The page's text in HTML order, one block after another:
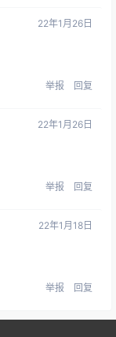
22年1月26日
举报 回复
22年1月26日
举报 回复
22年1月18日
举报 回复